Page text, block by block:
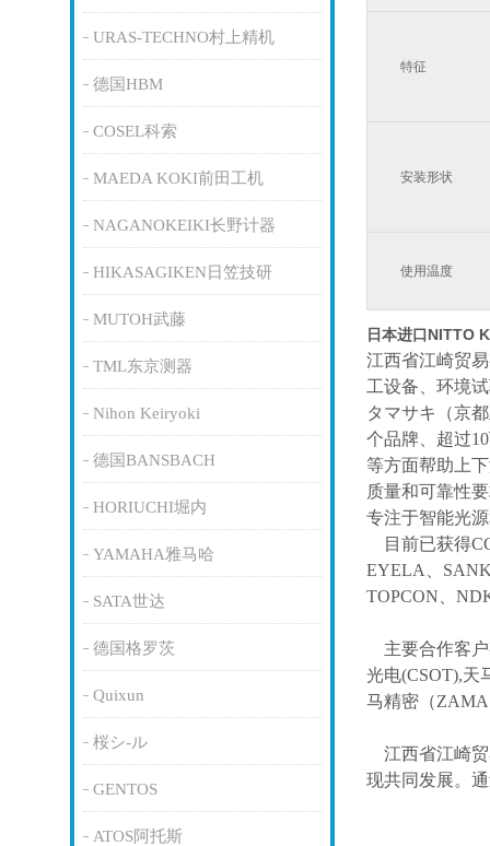
URAS-TECHNO村上精机
德国HBM
COSEL科索
MAEDA KOKI前田工机
NAGANOKEIKI长野计器
HIKASAGIKEN日笠技研
MUTOH武藤
TML东京测器
Nihon Keiryoki
德国BANSBACH
HORIUCHI堀内
YAMAHA雅马哈
SATA世达
德国格罗茨
Quixun
桜シ-ル
GENTOS
ATOS阿托斯
特征
安装形状
使用温度
日本进口NITTO
江西省江崎贸
工设备、环境
タマサキ（京
个品牌、超过
等方面帮助上
质量和可靠性
专注于智能光
目前已获得
EYELA、
TOPCON、
主要合作客
光电(CSOT),天
马精密（
江西省江崎
现共同发展。